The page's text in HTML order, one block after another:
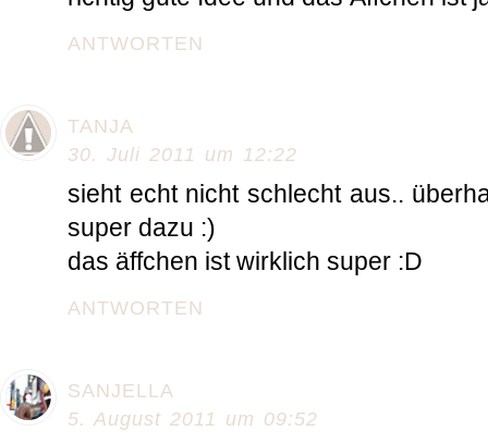
ANTWORTEN
TANJA
30. Juli 2011 um 12:22
sieht echt nicht schlecht aus..
super dazu :)
das äffchen ist wirklich super :D
ANTWORTEN
SANJELLA
5. August 2011 um 09:52